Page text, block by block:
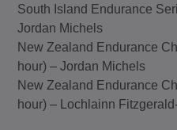
South Island Endurance
Jordan Michels
New Zealand Endurance
hour) – Jordan Michels
New Zealand Endurance
hour) – Lochlainn